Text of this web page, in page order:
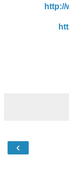
http://
‹